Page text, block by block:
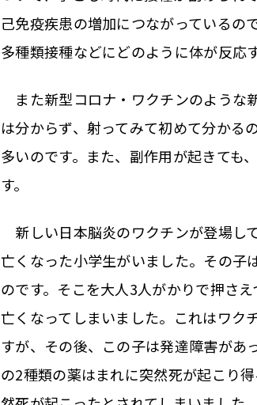
己免疫疾患の増加につながっているの
多種類接種などにどのように体が反応
また新型コロナ・ワクチンのような
は分からず、射ってみて初めて分かる
多いのです。また、副作用が起きても
す。
新しい日本脳炎のワクチンが登場し
亡くなった小学生がいました。その子
のです。そこを大人3人がかりで押さ
亡くなってしまいました。これはワク
すが、その後、この子は発達障害があ
の2種類の薬はまれに突然死が起こり